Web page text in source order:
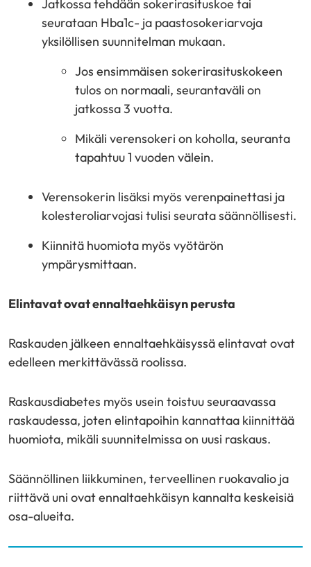
Jatkossa tehdään sokerirasituskoe tai
seurataan Hba1c- ja paastosokeriarvoja
yksilöllisen suunnitelman mukaan.
Jos ensimmäisen sokerirasituskokeen
tulos on normaali, seurantaväli on
jatkossa 3 vuotta.
Mikäli verensokeri on koholla, seuranta
tapahtuu 1 vuoden välein.
Verensokerin lisäksi myös verenpainettasi ja
kolesteroliarvojasi tulisi seurata säännöllisesti.
Kiinnitä huomiota myös vyötärön
ympärysmittaan.
Elintavat ovat ennaltaehkäisyn perusta
Raskauden jälkeen ennaltaehkäisyssä elintavat ovat
edelleen merkittävässä roolissa.
Raskausdiabetes myös usein toistuu seuraavassa
raskaudessa, joten elintapoihin kannattaa kiinnittää
huomiota, mikäli suunnitelmissa on uusi raskaus.
Säännöllinen liikkuminen, terveellinen ruokavalio ja
riittävä uni ovat ennaltaehkäisyn kannalta keskeisiä
osa-alueita.